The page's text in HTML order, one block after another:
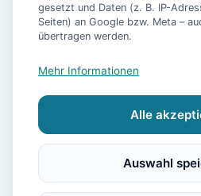
Ausstattung
TV
Geschirrspüler
Kaffeemaschine Herdplatte
gesetzt und Daten (z. B. IP-
Seiten) an Google bzw. Meta –
übertragen werden.
Mehr Informationen
Alle
Auswahl